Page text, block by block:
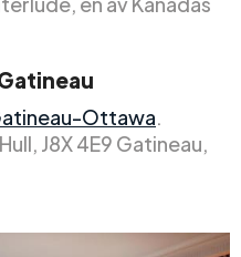
Ottawa.
J8X 4E9 Gatineau,